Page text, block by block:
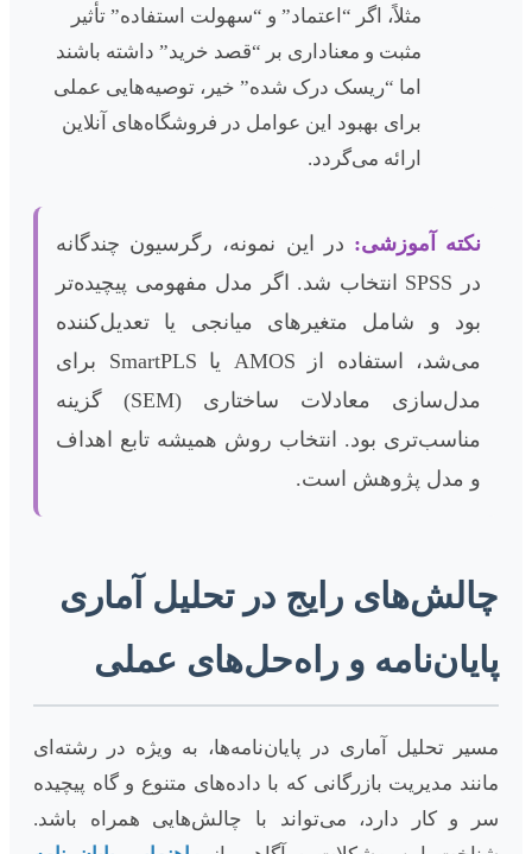
مثلاً، اگر “اعتماد” و “سهولت استفاده” تأثیر
مثبت و معناداری بر “قصد خرید” داشته باشند
اما “ریسک درک شده” خیر، توصیه‌هایی عملی
برای بهبود این عوامل در فروشگاه‌های آنلاین
ارائه می‌گردد.
نکته آموزشی: در این نمونه، رگرسیون چندگانه
در SPSS انتخاب شد. اگر مدل مفهومی پیچیده‌تر
بود و شامل متغیرهای میانجی یا تعدیل‌کننده
می‌شد، استفاده از AMOS یا SmartPLS برای
مدل‌سازی معادلات ساختاری (SEM) گزینه
مناسب‌تری بود. انتخاب روش همیشه تابع اهداف
و مدل پژوهش است.
چالش‌های رایج در تحلیل آماری
پایان‌نامه و راه‌حل‌های عملی
مسیر تحلیل آماری در پایان‌نامه‌ها، به ویژه در رشته‌ای
مانند مدیریت بازرگانی که با داده‌های متنوع و گاه پیچیده
سر و کار دارد، می‌تواند با چالش‌هایی همراه باشد.